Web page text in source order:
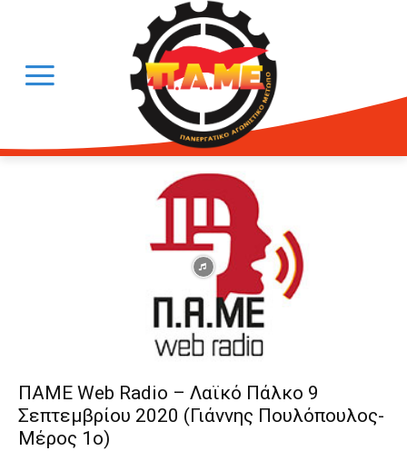
ΠΑΜΕ Web Radio – Λαϊκό Πάλκο 9
Σεπτεμβρίου 2020 (Γιάννης Πουλόπουλος-
Μέρος 1ο)